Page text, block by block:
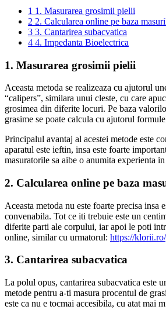
1 1. Masurarea grosimii pielii
2 2. Calcularea online pe baza
3 3. Cantarirea subacvatica
4 4. Impedanta Bioelectrica
1. Masurarea grosimii pielii
Aceasta metoda se realizeaza cu ajutorul
“calipers”, similara unui cleste, cu care
grosimea din diferite locuri. Pe baza
grasime se poate calcula cu ajutorul
Principalul avantaj al acestei metode este
aparatul este ieftin, insa este foarte
masuratorile sa aibe o anumita experienta in
2. Calcularea online pe baza
Aceasta metoda nu este foarte precisa insa
convenabila. Tot ce iti trebuie este un
diferite parti ale corpului, iar apoi le poti
online, similar cu urmatorul: https://
3. Cantarirea subacvatica
La polul opus, cantarirea subacvatica este
metode pentru a-ti masura procentul de
este ca nu e tocmai accesibila, cu atat mai